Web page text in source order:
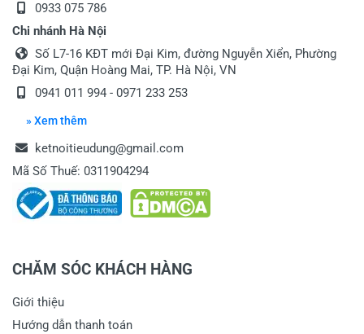
0933 075 786
Chi nhánh Hà Nội
Số L7-16 KĐT mới Đại Kim, đường Nguyễn Xiển, Phường
Đại Kim, Quận Hoàng Mai, TP. Hà Nội, VN
0941 011 994 - 0971 233 253
» Xem thêm
ketnoitieudung@gmail.com
Mã Số Thuế: 0311904294
CHĂM SÓC KHÁCH HÀNG
Giới thiệu
Hướng dẫn thanh toán